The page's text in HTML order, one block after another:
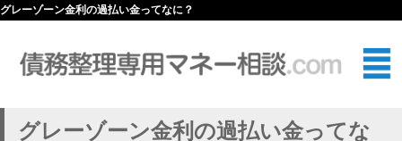
グレーゾーン金利の過払い金ってなに？
グレーゾーン金利の過払い金ってな